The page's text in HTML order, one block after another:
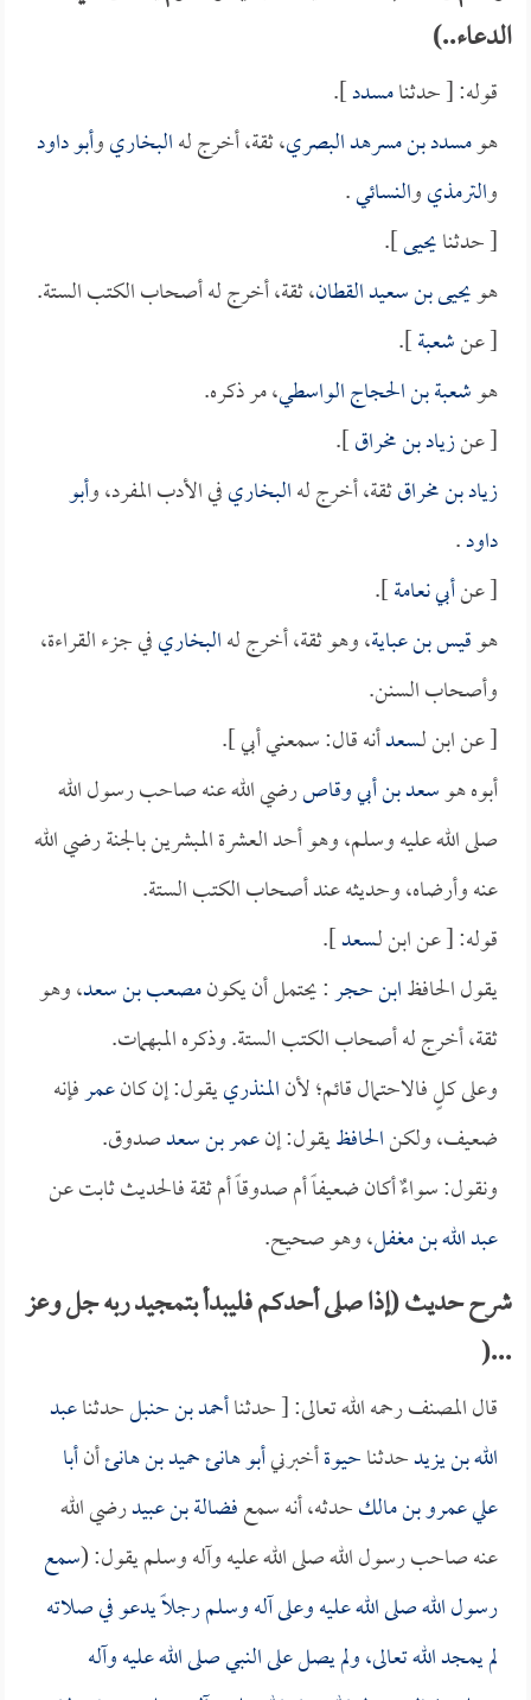
الدعاء..)
قوله: [ حدثنامسدد].
هومسدد بن مسرهد البصري، ثقة، أخرج لهالبخاريوأبو داود
والترمذيوالنسائي.
[ حدثنايحيى].
هويحيى بن سعيد القطان، ثقة، أخرج له أصحاب الكتب الستة.
[ عنشعبة].
هوشعبة بن الحجاج الواسطي، مر ذكره.
[ عنزياد بن مخراق].
زياد بن مخراقثقة، أخرج لهالبخاريفي الأدب المفرد، وأبو
داود.
[ عنأبي نعامة].
هوقيس بن عباية، وهو ثقة، أخرج لهالبخاريفي جزء القراءة،
وأصحاب السنن.
[ عن ابن لـسعدأنه قال: سمعني أبي ].
أبوه هوسعد بن أبي وقاصرضي الله عنه صاحب رسول الله
صلى الله عليه وسلم، وهو أحد العشرة المبشرين بالجنة رضي الله
عنه وأرضاه، وحديثه عند أصحاب الكتب الستة.
قوله: [ عن ابن لـسعد].
يقول الحافظابن حجر: يحتمل أن يكونمصعب بن سعد، وهو
ثقة، أخرج له أصحاب الكتب الستة. وذكره المبهمات.
وعلى كلٍ فالاحتمال قائم؛ لأنالمنذرييقول: إن كانعمرفإنه
ضعيف، ولكنالحافظيقول: إنعمر بن سعدصدوق.
ونقول: سواءٌ أكان ضعيفاً أم صدوقاً أم ثقة فالحديث ثابت عن
عبد الله بن مغفل، وهو صحيح.
شرح حديث (إذا صلى أحدكم فليبدأ بتمجيد ربه جل وعز
...(
قال المصنف رحمه الله تعالى: [ حدثناأحمد بن حنبلحدثناعبد
الله بن يزيدحدثناحيوةأخبرنيأبو هانئ حميد بن هانئأنأبا
علي عمرو بن مالكحدثه، أنه سمعفضالة بن عبيدرضي الله
عنه صاحب رسول الله صلى الله عليه وآله وسلم يقول: (سمع
رسول الله صلى الله عليه وعلى آله وسلم رجلاً يدعو في صلاته
لم يمجد الله تعالى، ولم يصل على النبي صلى الله عليه وآله